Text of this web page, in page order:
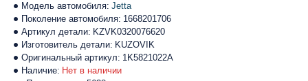
Наличие: Нет в наличии
Модель автомобиля: Jetta
Поколение автомобиля: 1668201706
Артикул детали: KZVK0320076620
Изготовитель детали: KUZOVIK
Оригинальный артикул: 1K5821022A